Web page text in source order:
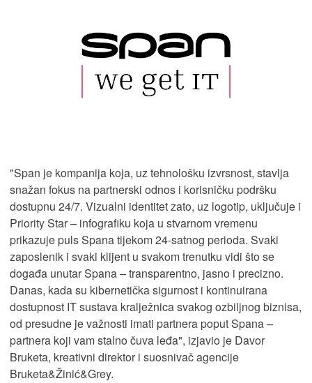
"Span je kompanija koja, uz tehnološku izvrsnost, stavlja
snažan fokus na partnerski odnos i korisničku podršku
dostupnu 24/7. Vizualni identitet zato, uz logotip, uključuje i
Priority Star – infografiku koja u stvarnom vremenu
prikazuje puls Spana tijekom 24-satnog perioda. Svaki
zaposlenik i svaki klijent u svakom trenutku vidi što se
događa unutar Spana – transparentno, jasno i precizno.
Danas, kada su kibernetička sigurnost i kontinuirana
dostupnost IT sustava kralježnica svakog ozbiljnog biznisa,
od presudne je važnosti imati partnera poput Spana –
partnera koji vam stalno čuva leđa", izjavio je Davor
Bruketa, kreativni direktor i suosnivač agencije
Bruketa&Žinić&Grey.